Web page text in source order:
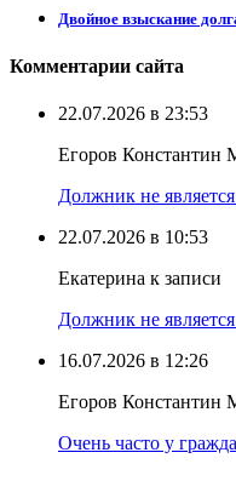
Двойное взыскание
Комментарии сайта
22.07.2026 в 23:53
Егоров Константин
Должник не
22.07.2026 в 10:53
Екатерина к записи
Должник не
16.07.2026 в 12:26
Егоров Константин
Очень часто у